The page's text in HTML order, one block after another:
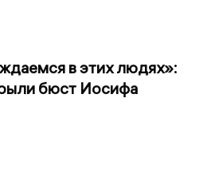
в этих людях»:
бюст Иосифа